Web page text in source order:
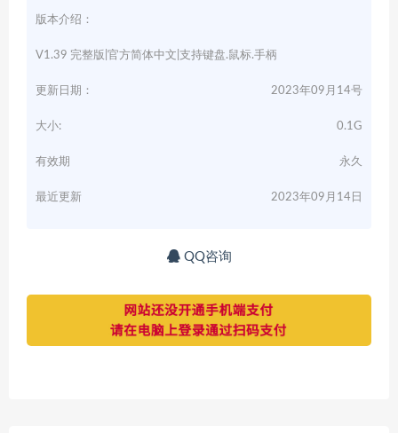
版本介绍：
V1.39 完整版|官方简体中文|支持键盘.鼠标.手柄
更新日期： 2023年09月14号
大小: 0.1G
有效期 永久
最近更新 2023年09月14日
QQ咨询